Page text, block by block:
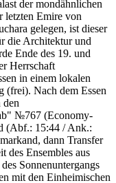
der mondähnlichen
letzten Emire von
gelegen, ist dieser
die Architektur und
Ende des 19. und
Herrschaft
in einem lokalen
(frei). Nach dem Essen
den
№767 (Economy-
(Abf.: 15:44 / Ank.:
dann Transfer
des Ensembles aus
Sonnenuntergangs
mit den Einheimischen